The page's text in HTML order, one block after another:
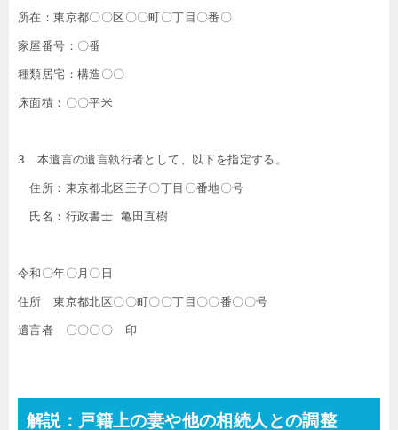
所在：東京都〇〇区〇〇町〇丁目〇番〇
家屋番号：〇番
種類居宅：構造〇〇
床面積：〇〇平米
3　本遺言の遺言執行者として、以下を指定する。
住所：東京都北区王子〇丁目〇番地〇号
氏名：行政書士 亀田直樹
令和〇年〇月〇日
住所　東京都北区〇〇町〇〇丁目〇〇番〇〇号
解説：戸籍上の妻や他の相続人との調整